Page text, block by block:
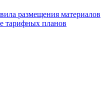
размещения материалов
тарифных планов